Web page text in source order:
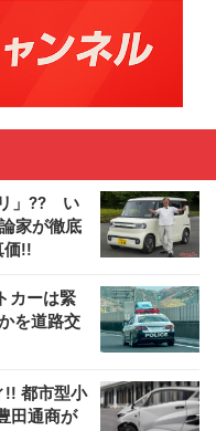
」?? い
家が徹底
価!!
カーは緊
を道路交
!! 都市型小
田通商が